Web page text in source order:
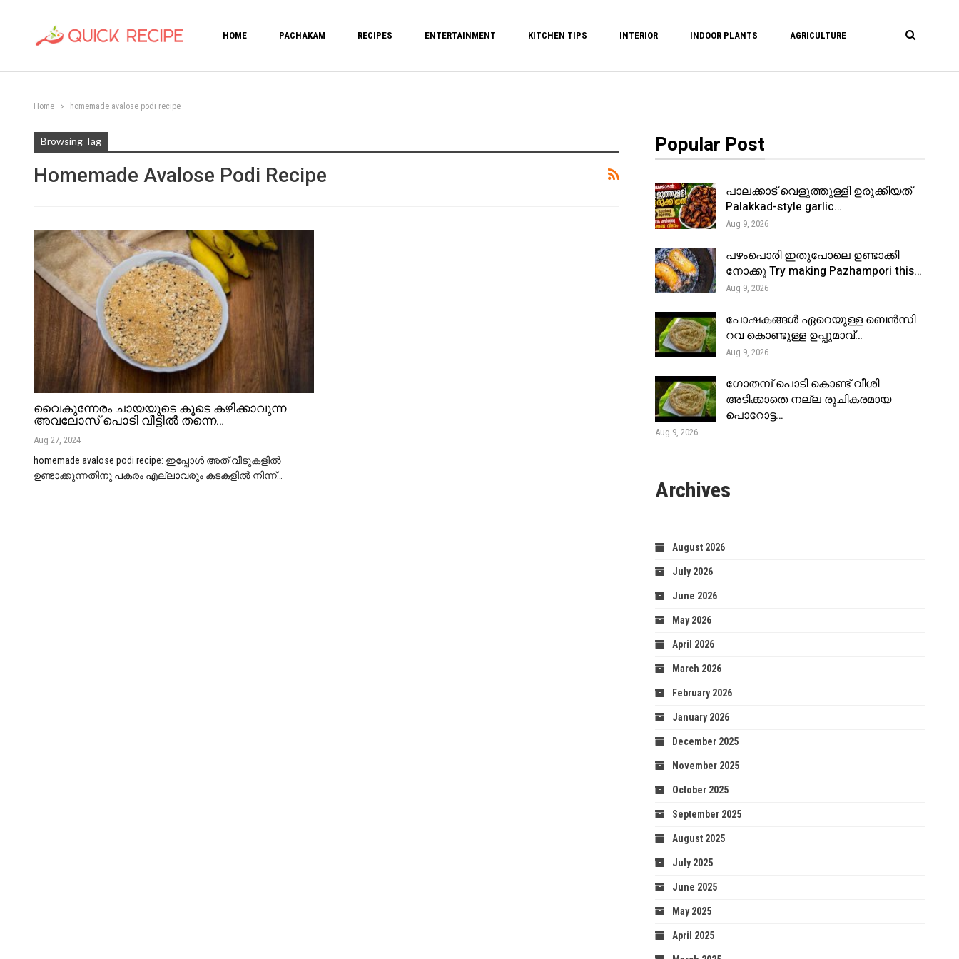
HOME PACHAKAM RECIPES ENTERTAINMENT KITCHEN TIPS INTERIOR INDOOR PLANTS AGRICULTURE
Home homemade avalose podi recipe
Browsing Tag
Homemade Avalose Podi Recipe
വൈകുന്നേരം ചായയുടെ കൂടെ കഴിക്കാവുന്ന
അവലോസ് പൊടി വീട്ടിൽ തന്നെ…
Aug 27, 2024
homemade avalose podi recipe: ഇപ്പോൾ അത് വീടുകളിൽ
ഉണ്ടാക്കുന്നതിനു പകരം എല്ലാവരും കടകളിൽ നിന്ന്…
Popular Post
പാലക്കാട് വെളുത്തുള്ളി ഉരുക്കിയത്
Palakkad-style garlic…
Aug 9, 2026
പഴംപൊരി ഇതുപോലെ ഉണ്ടാക്കി
നോക്കൂ Try making Pazhampori this…
Aug 9, 2026
പോഷകങ്ങൾ ഏറെയുള്ള ബെൻസി
റവ കൊണ്ടുള്ള ഉപ്പുമാവ്…
Aug 9, 2026
ഗോതമ്പ് പൊടി കൊണ്ട് വീശി
അടിക്കാതെ നല്ല രുചികരമായ
പൊറോട്ട…
Aug 9, 2026
Archives
August 2026
July 2026
June 2026
May 2026
April 2026
March 2026
February 2026
January 2026
December 2025
November 2025
October 2025
September 2025
August 2025
July 2025
June 2025
May 2025
April 2025